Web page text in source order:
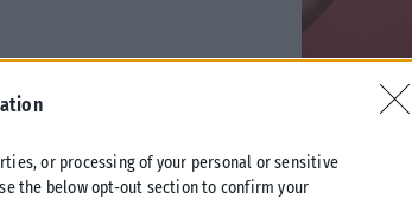
or processing of your personal or sensitive
the below opt-out section to confirm your
που εξελίχθηκε σε